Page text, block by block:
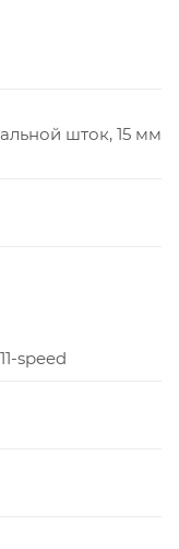
шток, 15 мм
speed